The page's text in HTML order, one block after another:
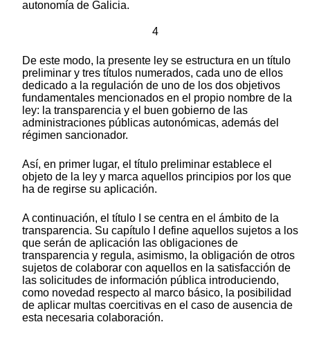
autonomía de Galicia.
4
De este modo, la presente ley se estructura en un título
preliminar y tres títulos numerados, cada uno de ellos
dedicado a la regulación de uno de los dos objetivos
fundamentales mencionados en el propio nombre de la
ley: la transparencia y el buen gobierno de las
administraciones públicas autonómicas, además del
régimen sancionador.
Así, en primer lugar, el título preliminar establece el
objeto de la ley y marca aquellos principios por los que
ha de regirse su aplicación.
A continuación, el título I se centra en el ámbito de la
transparencia. Su capítulo I define aquellos sujetos a los
que serán de aplicación las obligaciones de
transparencia y regula, asimismo, la obligación de otros
sujetos de colaborar con aquellos en la satisfacción de
las solicitudes de información pública introduciendo,
como novedad respecto al marco básico, la posibilidad
de aplicar multas coercitivas en el caso de ausencia de
esta necesaria colaboración.